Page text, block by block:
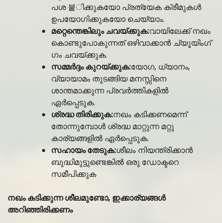
പശ 붙ിക്കുകയോ പ്രത്യേക ക്രീമുകൾ
ഉപയോഗിക്കുകയോ ചെയ്യാം.
മറ്റെന്തെങ്കിലും ചവയ്ക്കുക:വായിലേക്ക് നഖം
കൊണ്ടുപോകുന്നത് ഒഴിവാക്കാൻ ച്യൂയിംഗ്
ഗം ചവയ്ക്കുക.
സമ്മർദ്ദം കുറയ്ക്കുക:യോഗ, ധ്യാനം,
വ്യായാമം തുടങ്ങിയ മനസ്സിനെ
ശാന്തമാക്കുന്ന പ്രവർത്തികളിൽ
ഏർപ്പെടുക.
ശ്രദ്ധ തിരിക്കുക:നഖം കടിക്കണമെന്ന്
തോന്നുമ്പോൾ ശ്രദ്ധ മാറ്റുന്ന മറ്റു
കാര്യങ്ങളിൽ ഏർപ്പെടുക.
സഹായം തേടുക:ശീലം നിയന്ത്രിക്കാൻ
ബുദ്ധിമുട്ടുണ്ടെങ്കിൽ ഒരു ഡോക്ടറെ
സമീപിക്കുക
നഖം കടിക്കുന്ന ശീലമുണ്ടോ, ഇക്കാര്യങ്ങള്‍
അറിഞ്ഞിരിക്കണം